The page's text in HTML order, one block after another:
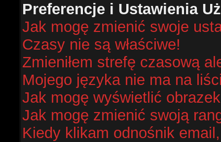
Preferencje i Ustawienia
Jak mogę zmienić swoje
Czasy nie są właściwe!
Zmieniłem strefę czasową
Mojego języka nie ma na
Jak mogę wyświetlić
Jak mogę zmienić swoją
Kiedy klikam odnośnik